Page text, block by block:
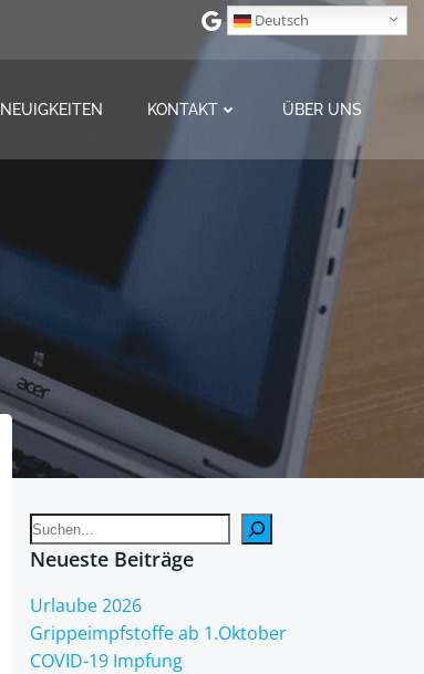
Deutsch
NEUIGKEITEN KONTAKT ÜBER UNS
Suchen
Neueste Beiträge
Urlaube 2026
Grippeimpfstoffe ab 1.Oktober
COVID-19 Impfung